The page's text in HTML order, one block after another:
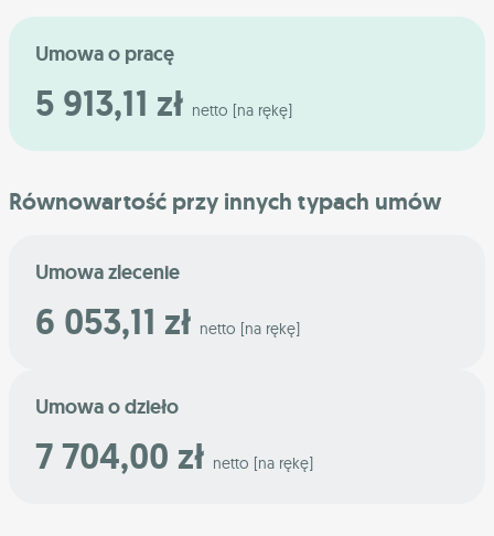
Umowa o pracę
5 913,11 zł netto [na rękę]
Równowartość przy innych typach umów
Umowa zlecenie
6 053,11 zł netto [na rękę]
Umowa o dzieło
7 704,00 zł netto [na rękę]